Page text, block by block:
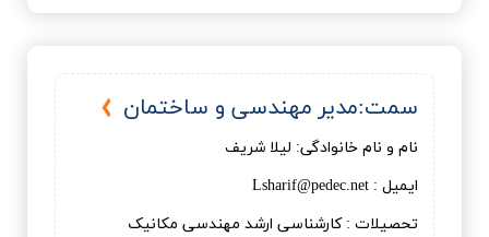
سمت:مدير مهندسی و ساختمان
نام و نام خانوادگی: لیلا شریف
ایمیل : Lsharif@pedec.net
تحصیلات : کارشناسی ارشد مهندسی مکانیک